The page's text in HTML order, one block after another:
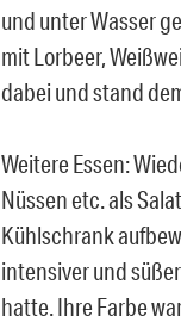
und unter Wasser
mit Lorbeer,
dabei und stand
Weitere Essen:
Nüssen etc. als
Kühlschrank
intensiver und
hatte. Ihre Farbe